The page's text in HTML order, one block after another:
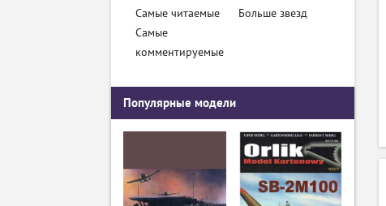
Самые читаемые
Больше звезд
Самые
комментируемые
Популярные модели